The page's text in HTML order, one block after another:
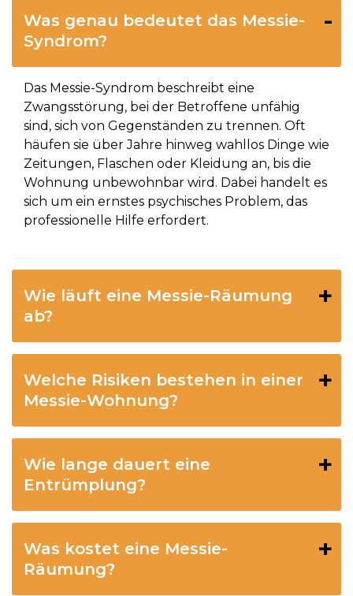
Was genau bedeutet das Messie-
Syndrom?
Das Messie-Syndrom beschreibt eine
Zwangsstörung, bei der Betroffene unfähig
sind, sich von Gegenständen zu trennen. Oft
häufen sie über Jahre hinweg wahllos Dinge wie
Zeitungen, Flaschen oder Kleidung an, bis die
Wohnung unbewohnbar wird. Dabei handelt es
sich um ein ernstes psychisches Problem, das
professionelle Hilfe erfordert.
Wie läuft eine Messie-Räumung
ab?
Welche Risiken bestehen in einer
Messie-Wohnung?
Wie lange dauert eine
Entrümplung?
Was kostet eine Messie-
Räumung?